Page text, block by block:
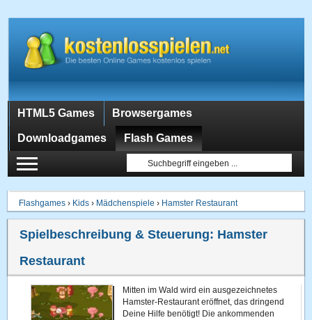
HTML5 Games Browsergames
Downloadgames Flash Games
Flashgames › Kids › Mädchenspiele › Hamster Restaurant
Spielbeschreibung & Steuerung: Hamster
Restaurant
Mitten im Wald wird ein ausgezeichnetes
Hamster-Restaurant eröffnet, das dringend
Deine Hilfe benötigt! Die ankommenden